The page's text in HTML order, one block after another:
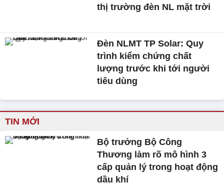
thị trường đèn NL mặt trời
Đèn NLMT TP Solar: Quy
trình kiểm chứng chất
lượng trước khi tới người
tiêu dùng
TIN MỚI
Bộ trưởng Bộ Công
Thương làm rõ mô hình 3
cấp quản lý trong hoạt động
dầu khí